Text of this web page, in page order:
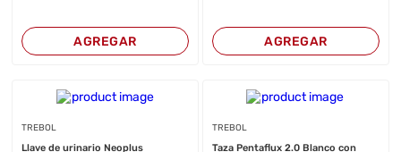
AGREGAR AGREGAR
TREBOL
Llave de urinario Neoplus
TREBOL
Taza Pentaflux 2.0 Blanco con